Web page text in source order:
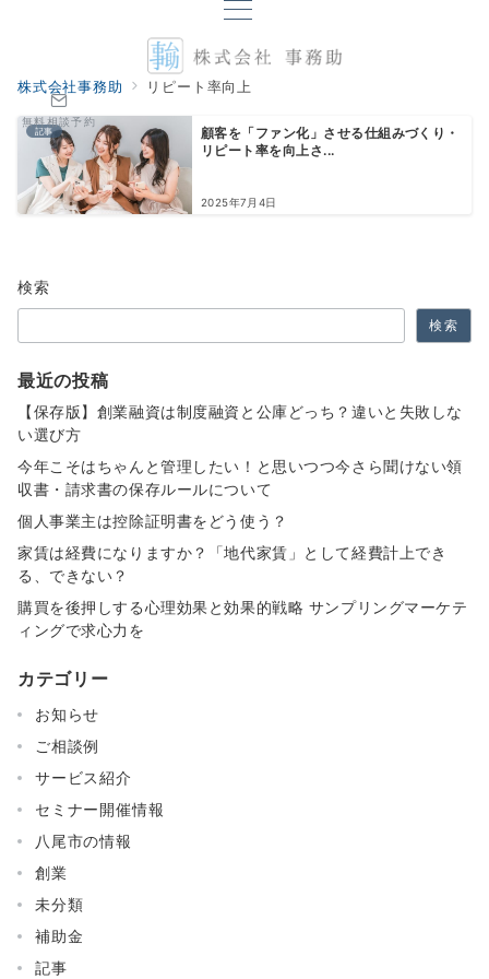
無料相談予約
株式会社事務助 リピート率向上
記事
顧客を「ファン化」させる仕組みづくり・
リピート率を向上さ...
2025年7月4日
検索
検索
最近の投稿
【保存版】創業融資は制度融資と公庫どっち？違いと失敗しな
い選び方
今年こそはちゃんと管理したい！と思いつつ今さら聞けない領
収書・請求書の保存ルールについて
個人事業主は控除証明書をどう使う？
家賃は経費になりますか？「地代家賃」として経費計上でき
る、できない？
購買を後押しする心理効果と効果的戦略 サンプリングマーケテ
ィングで求心力を
カテゴリー
お知らせ
ご相談例
サービス紹介
セミナー開催情報
八尾市の情報
創業
未分類
補助金
記事